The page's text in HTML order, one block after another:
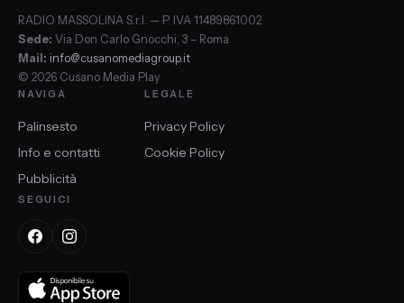
RADIO MASSOLINA S.r.l. — P. IVA 11489861002
Sede: Via Don Carlo Gnocchi, 3 – Roma
Mail: info@cusanomediagroup.it
© 2026 Cusano Media Play
NAVIGA
Palinsesto
Info e contatti
Pubblicità
LEGALE
Privacy Policy
Cookie Policy
SEGUICI